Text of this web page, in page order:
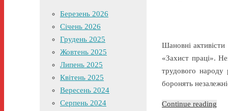
Шановні активісти
«Захист праці».
трудового народу
боронять
Continue reading
Березень 2026
Січень 2026
Грудень 2025
Жовтень 2025
Липень 2025
Квітень 2025
Вересень 2024
Серпень 2024